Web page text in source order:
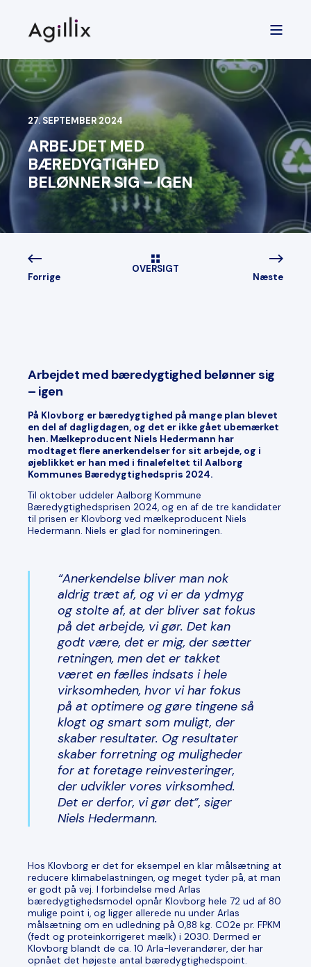
27. SEPTEMBER 2024
ARBEJDET MED
BÆREDYGTIGHED
BELØNNER SIG – IGEN
Forrige
OVERSIGT
Næste
Arbejdet med bæredygtighed belønner sig
– igen
På Klovborg er bæredygtighed på mange plan blevet
en del af dagligdagen, og det er ikke gået ubemærket
hen. Mælkeproducent Niels Hedermann har
modtaget flere anerkendelser for sit arbejde, og i
øjeblikket er han med i finalefeltet til Aalborg
Kommunes Bæredygtighedspris 2024.
Til oktober uddeler Aalborg Kommune
Bæredygtighedsprisen 2024, og en af de tre kandidater
til prisen er Klovborg ved mælkeproducent Niels
Hedermann. Niels er glad for nomineringen.
“Anerkendelse bliver man nok
aldrig træt af, og vi er da ydmyg
og stolte af, at der bliver sat fokus
på det arbejde, vi gør. Det kan
godt være, det er mig, der sætter
retningen, men det er takket
været en fælles indsats i hele
virksomheden, hvor vi har fokus
på at optimere og gøre tingene så
klogt og smart som muligt, der
skaber resultater. Og resultater
skaber forretning og muligheder
for at foretage reinvesteringer,
der udvikler vores virksomhed.
Det er derfor, vi gør det”, siger
Niels Hedermann.
Hos Klovborg er det for eksempel en klar målsætning at
reducere klimabelastningen, og meget tyder på, at man
er godt på vej. I forbindelse med Arlas
bæredygtighedsmodel opnår Klovborg hele 72 ud af 80
mulige point i, og ligger allerede nu under Arlas
målsætning om en udledning på 0,88 kg. CO2e pr. FPKM
(fedt og proteinkorrigeret mælk) i 2030. Dermed er
Klovborg blandt de ca. 10 Arla-leverandører, der har
opnået det højeste antal bæredygtighedspoint.